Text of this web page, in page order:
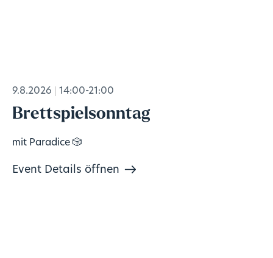
9.8.2026 14:00-21:00
Brettspielsonntag
mit Paradice 🎲
Event Details öffnen